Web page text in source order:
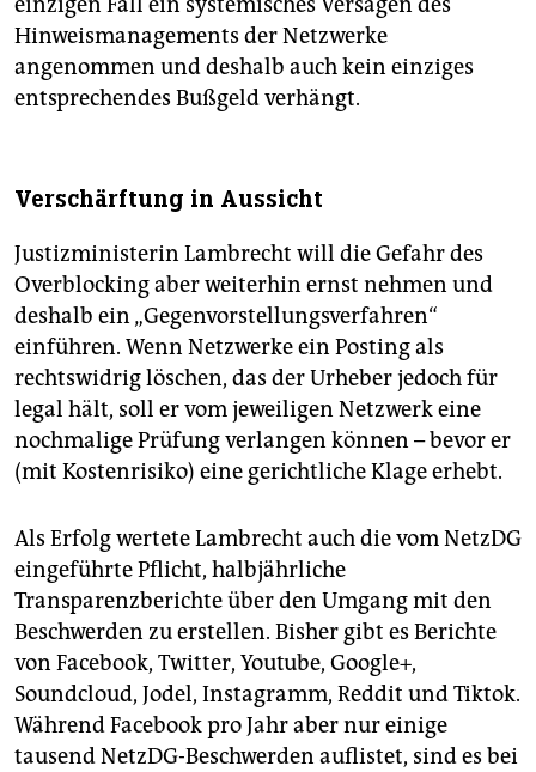
Hinweismanagements der Netzwerke
angenommen und deshalb auch kein einziges
entsprechendes Bußgeld verhängt.
Verschärftung in Aussicht
Justizministerin Lambrecht will die Gefahr des
Overblocking aber weiterhin ernst nehmen und
deshalb ein „Gegenvorstellungsverfahren“
einführen. Wenn Netzwerke ein Posting als
rechtswidrig löschen, das der Urheber jedoch für
legal hält, soll er vom jeweiligen Netzwerk eine
nochmalige Prüfung verlangen können – bevor er
(mit Kostenrisiko) eine gerichtliche Klage erhebt.
Als Erfolg wertete Lambrecht auch die vom NetzDG
eingeführte Pflicht, halbjährliche
Transparenzberichte über den Umgang mit den
Beschwerden zu erstellen. Bisher gibt es Berichte
von Facebook, Twitter, Youtube, Google+,
Soundcloud, Jodel, Instagramm, Reddit und Tiktok.
Während Facebook pro Jahr aber nur einige
tausend NetzDG-Beschwerden auflistet, sind es bei